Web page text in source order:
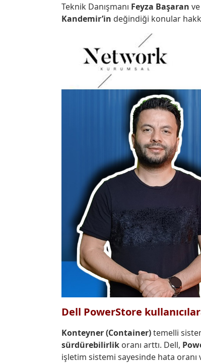
Teknik Danışmanı Feyza Başaran
Kandemir’in değindiği konular
Dell PowerStore
Konteyner (Container)temelli
sürdürebilirlik oranı arttı. Dell,
işletim sistemi sayesinde hata